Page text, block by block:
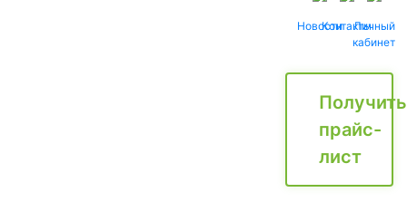
НовостиКонтактыЛичный
кабинет
Получить
прайс-
лист